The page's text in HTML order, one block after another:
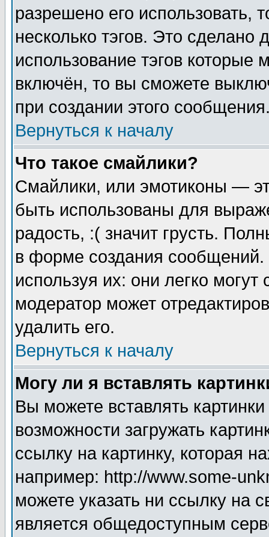
разрешено его использовать,
несколько тэгов. Это сделано
использование тэгов
включён, то вы сможете
при создании этого
Вернуться к началу
Что такое смайлики?
Смайлики, или эмотиконы —
быть использованы для
радость, :( значит грусть.
в форме создания сообщений.
используя их: они легко
модератор может
удалить его.
Вернуться к началу
Могу ли я вставлять
Вы можете вставлять
возможности загружать
ссылку на картинку, которая
например: http://www.some-
можете указать ни ссылку на
является общедоступным